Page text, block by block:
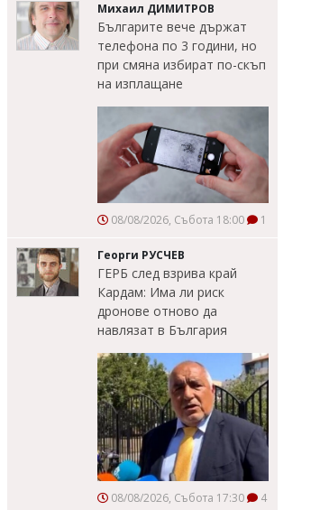
Михаил ДИМИТРОВ
Българите вече държат
телефона по 3 години, но
при смяна избират по-скъп
на изплащане
08/08/2026, Събота 18:00 1
Георги РУСЧЕВ
ГЕРБ след взрива край
Кардам: Има ли риск
дронове отново да
навлязат в България
08/08/2026, Събота 17:30 4